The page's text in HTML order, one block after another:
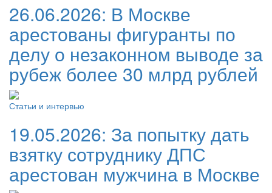
26.06.2026: В Москве
арестованы фигуранты по
делу о незаконном выводе за
рубеж более 30 млрд рублей
Статьи и интервью
19.05.2026: За попытку дать
взятку сотруднику ДПС
арестован мужчина в Москве